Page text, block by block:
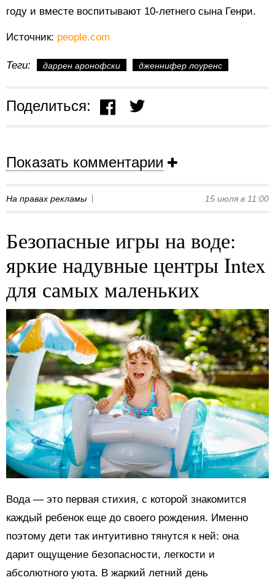
году и вместе воспитывают 10-летнего сына Генри.
Источник: people.com
Теги: даррен аронофски дженнифер лоуренс
Поделиться:
Показать комментарии
На правах рекламы 15 июля в 11:00
Безопасные игры на воде:
яркие надувные центры Intex
для самых маленьких
Вода — это первая стихия, с которой знакомится
каждый ребенок еще до своего рождения. Именно
поэтому дети так интуитивно тянутся к ней: она
дарит ощущение безопасности, легкости и
абсолютного уюта. В жаркий летний день